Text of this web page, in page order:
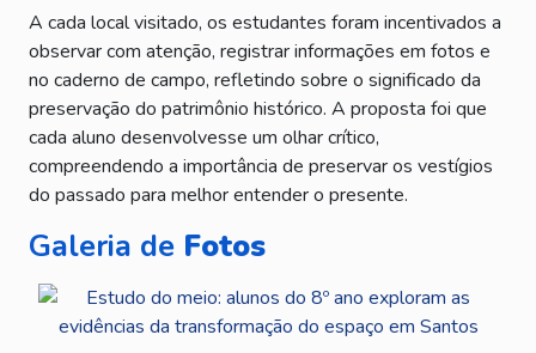
A cada local visitado, os estudantes foram incentivados a
observar com atenção, registrar informações em fotos e
no caderno de campo, refletindo sobre o significado da
preservação do patrimônio histórico. A proposta foi que
cada aluno desenvolvesse um olhar crítico,
compreendendo a importância de preservar os vestígios
do passado para melhor entender o presente.
Galeria de Fotos